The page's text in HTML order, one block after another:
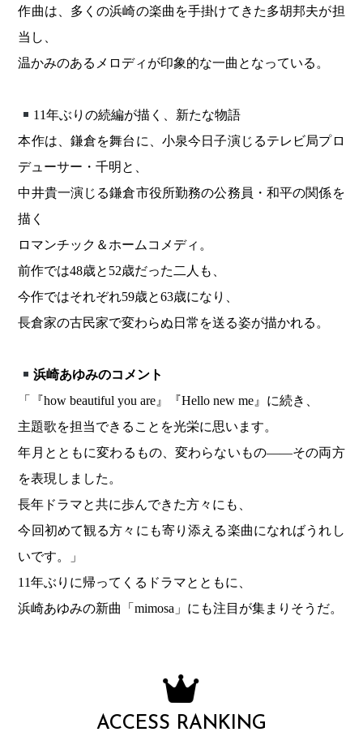
作曲は、多くの浜崎の楽曲を手掛けてきた多胡邦夫が担
当し、
温かみのあるメロディが印象的な一曲となっている。
11年ぶりの続編が描く、新たな物語
本作は、鎌倉を舞台に、小泉今日子演じるテレビ局プロ
デューサー・千明と、
中井貴一演じる鎌倉市役所勤務の公務員・和平の関係を
描く
ロマンチック＆ホームコメディ。
前作では48歳と52歳だった二人も、
今作ではそれぞれ59歳と63歳になり、
長倉家の古民家で変わらぬ日常を送る姿が描かれる。
浜崎あゆみのコメント
「『how beautiful you are』『Hello new me』に続き、
主題歌を担当できることを光栄に思います。
年月とともに変わるもの、変わらないもの——その両方
を表現しました。
長年ドラマと共に歩んできた方々にも、
今回初めて観る方々にも寄り添える楽曲になればうれし
いです。」
11年ぶりに帰ってくるドラマとともに、
浜崎あゆみの新曲「mimosa」にも注目が集まりそうだ。
ACCESS RANKING